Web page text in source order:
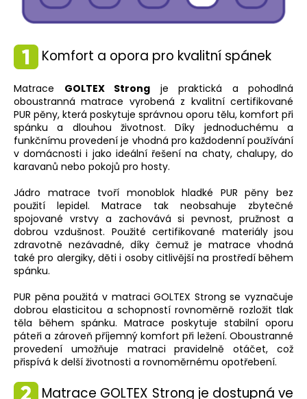
Komfort a opora pro kvalitní spánek
Matrace GOLTEX Strong je praktická a pohodlná
oboustranná matrace vyrobená z kvalitní certifikované
PUR pěny, která poskytuje správnou oporu tělu, komfort při
spánku a dlouhou životnost. Díky jednoduchému a
funkčnímu provedení je vhodná pro každodenní používání
v domácnosti i jako ideální řešení na chaty, chalupy, do
karavanů nebo pokojů pro hosty.
Jádro matrace tvoří monoblok hladké PUR pěny bez
použití lepidel. Matrace tak neobsahuje zbytečné
spojované vrstvy a zachovává si pevnost, pružnost a
dobrou vzdušnost. Použité certifikované materiály jsou
zdravotně nezávadné, díky čemuž je matrace vhodná
také pro alergiky, děti i osoby citlivější na prostředí během
spánku.
PUR pěna použitá v matraci GOLTEX Strong se vyznačuje
dobrou elasticitou a schopností rovnoměrně rozložit tlak
těla během spánku. Matrace poskytuje stabilní oporu
páteři a zároveň příjemný komfort při ležení. Oboustranné
provedení umožňuje matraci pravidelně otáčet, což
přispívá k delší životnosti a rovnoměrnému opotřebení.
Matrace GOLTEX Strong je dostupná ve